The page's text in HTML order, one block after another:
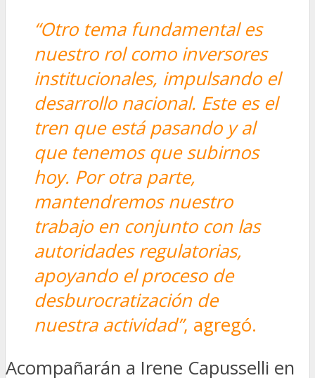
“Otro tema fundamental es
nuestro rol como inversores
institucionales, impulsando el
desarrollo nacional. Este es el
tren que está pasando y al
que tenemos que subirnos
hoy. Por otra parte,
mantendremos nuestro
trabajo en conjunto con las
autoridades regulatorias,
apoyando el proceso de
desburocratización de
nuestra actividad”, agregó.
Acompañarán a Irene Capusselli en